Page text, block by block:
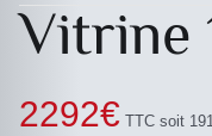
Vitrine
2292€ TTC soit